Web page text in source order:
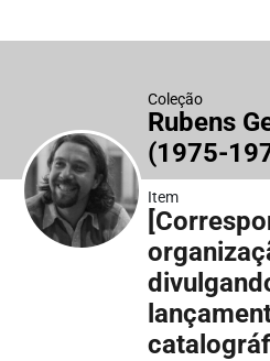
Coleção
Rubens
(1975-
Item